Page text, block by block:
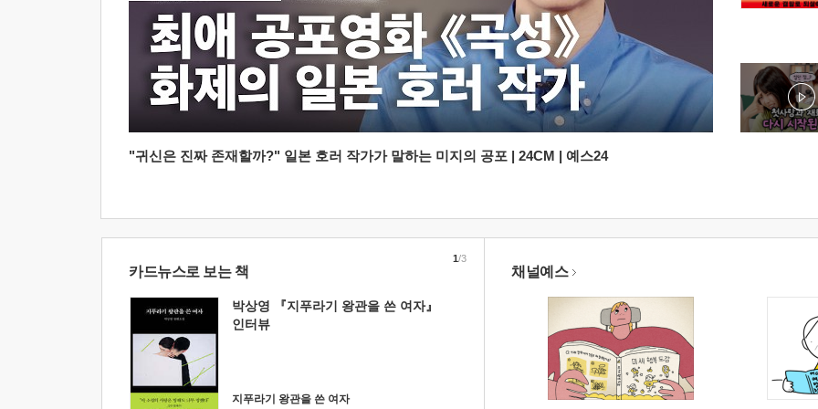
"귀신은 진짜 존재할까?" 일본 호러 작가가 말하는 미지의 공포 | 24CM | 예스24
카드뉴스로 보는 책
박상영 『지푸라기 왕관을 쓴 여자』
인터뷰
지푸라기 왕관을 쓴 여자
1/3
채널예스